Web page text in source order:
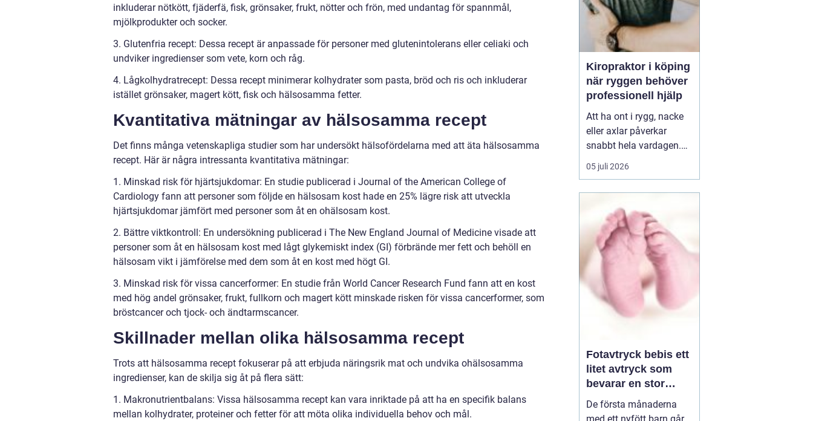
inkluderar nötkött, fjäderfä, fisk, grönsaker, frukt, nötter och frön, med undantag för spannmål,
mjölkprodukter och socker.
3. Glutenfria recept: Dessa recept är anpassade för personer med glutenintolerans eller celiaki och
undviker ingredienser som vete, korn och råg.
4. Lågkolhydratrecept: Dessa recept minimerar kolhydrater som pasta, bröd och ris och inkluderar
istället grönsaker, magert kött, fisk och hälsosamma fetter.
Kvantitativa mätningar av hälsosamma recept
Det finns många vetenskapliga studier som har undersökt hälsofördelarna med att äta hälsosamma
recept. Här är några intressanta kvantitativa mätningar:
1. Minskad risk för hjärtsjukdomar: En studie publicerad i Journal of the American College of
Cardiology fann att personer som följde en hälsosam kost hade en 25% lägre risk att utveckla
hjärtsjukdomar jämfört med personer som åt en ohälsosam kost.
2. Bättre viktkontroll: En undersökning publicerad i The New England Journal of Medicine visade att
personer som åt en hälsosam kost med lågt glykemiskt index (GI) förbrände mer fett och behöll en
hälsosam vikt i jämförelse med dem som åt en kost med högt GI.
3. Minskad risk för vissa cancerformer: En studie från World Cancer Research Fund fann att en kost
med hög andel grönsaker, frukt, fullkorn och magert kött minskade risken för vissa cancerformer, som
bröstcancer och tjock- och ändtarmscancer.
Skillnader mellan olika hälsosamma recept
Trots att hälsosamma recept fokuserar på att erbjuda näringsrik mat och undvika ohälsosamma
ingredienser, kan de skilja sig åt på flera sätt:
1. Makronutrientbalans: Vissa hälsosamma recept kan vara inriktade på att ha en specifik balans
mellan kolhydrater, proteiner och fetter för att möta olika individuella behov och mål.
Kiropraktor i köping
när ryggen behöver
professionell hjälp
Att ha ont i rygg, nacke
eller axlar påverkar
snabbt hela vardagen.
Sömn, arbete, träning
och humör hänger ihop
därför en kiropraktor
Köping när värken inte
längre går över av sig
själv, eller när
återkommand...
05 juli 2026
Fotavtryck bebis ett
litet avtryck som
bevarar en stor
stund
De första månaderna